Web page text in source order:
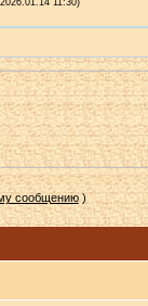
сообщению)